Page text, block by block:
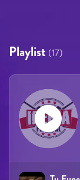
Playlist (17)